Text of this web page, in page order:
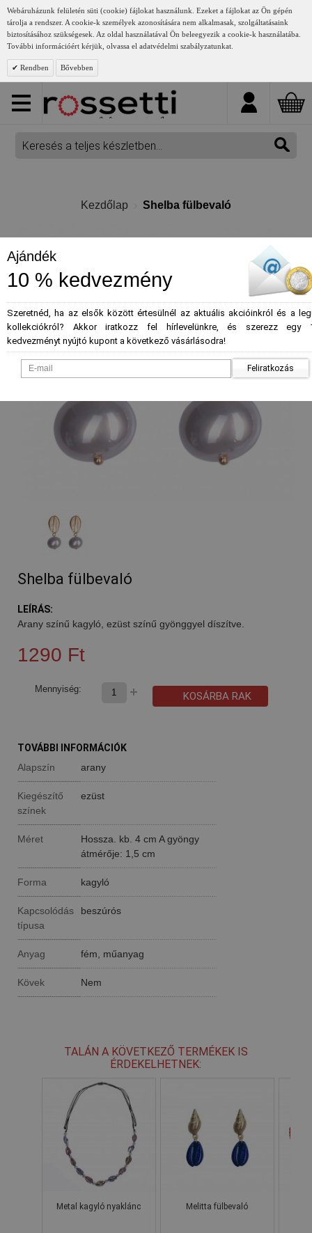
Webáruházunk felületén süti (cookie) fájlokat használunk. Ezeket a fájlokat az Ön gépén
tárolja a rendszer. A cookie-k személyek azonosítására nem alkalmasak, szolgáltatásaink
biztosításához szükségesek. Az oldal használatával Ön beleegyezik a cookie-k használatába.
További információért kérjük, olvassa el adatvédelmi szabályzatunkat.
Rendben Bővebben
Kezdőlap Shelba fülbevaló
Shelba fülbevaló
LEÍRÁS:
Arany színű kagyló, ezüst színű gyönggyel díszítve.
1290 Ft
Mennyiség:
KOSÁRBA RAK
TOVÁBBI INFORMÁCIÓK
Alapszín
arany
Kiegészítő
színek
ezüst
Méret
Hossza. kb. 4 cm A gyöngy
átmérője: 1,5 cm
Forma kagyló
Kapcsolódás
típusa
beszúrós
Anyag fém, műanyag
Kövek Nem
TALÁN A KÖVETKEZŐ TERMÉKEK IS
ÉRDEKELHETNEK:
Metal kagyló nyaklánc Melitta fülbevaló
Ajándék
10 % kedvezmény
Szeretnéd, ha az elsők között értesülnél az aktuális akcióinkról és a
kollekciókról? Akkor iratkozz fel hírlevelünkre, és szerezz egy
kedvezményt nyújtó kupont a következő vásárlásodra!
Feliratkozás